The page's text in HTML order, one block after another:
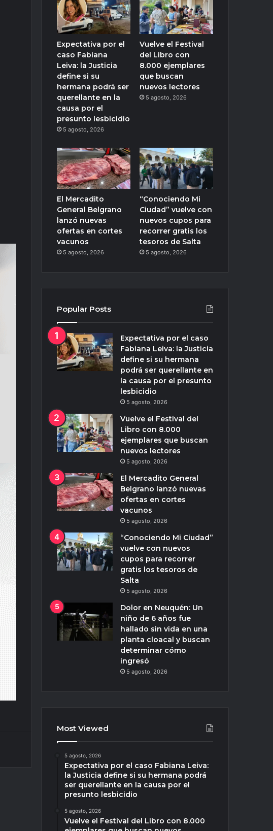
Expectativa por el
caso Fabiana
Leiva: la Justicia
define si su
hermana podrá ser
querellante en la
causa por el
presunto lesbicidio
5 agosto, 2026
Vuelve el Festival
del Libro con
8.000 ejemplares
que buscan
nuevos lectores
5 agosto, 2026
El Mercadito
General Belgrano
lanzó nuevas
ofertas en cortes
vacunos
5 agosto, 2026
“Conociendo Mi
Ciudad” vuelve con
nuevos cupos para
recorrer gratis los
tesoros de Salta
5 agosto, 2026
Popular Posts
Expectativa por el caso
Fabiana Leiva: la Justicia
define si su hermana
podrá ser querellante en
la causa por el presunto
lesbicidio
5 agosto, 2026
Vuelve el Festival del
Libro con 8.000
ejemplares que buscan
nuevos lectores
5 agosto, 2026
El Mercadito General
Belgrano lanzó nuevas
ofertas en cortes
vacunos
5 agosto, 2026
“Conociendo Mi Ciudad”
vuelve con nuevos
cupos para recorrer
gratis los tesoros de
Salta
5 agosto, 2026
Dolor en Neuquén: Un
niño de 6 años fue
hallado sin vida en una
planta cloacal y buscan
determinar cómo
ingresó
5 agosto, 2026
Most Viewed
5 agosto, 2026
Expectativa por el caso Fabiana Leiva:
la Justicia define si su hermana podrá
ser querellante en la causa por el
presunto lesbicidio
5 agosto, 2026
Vuelve el Festival del Libro con 8.000